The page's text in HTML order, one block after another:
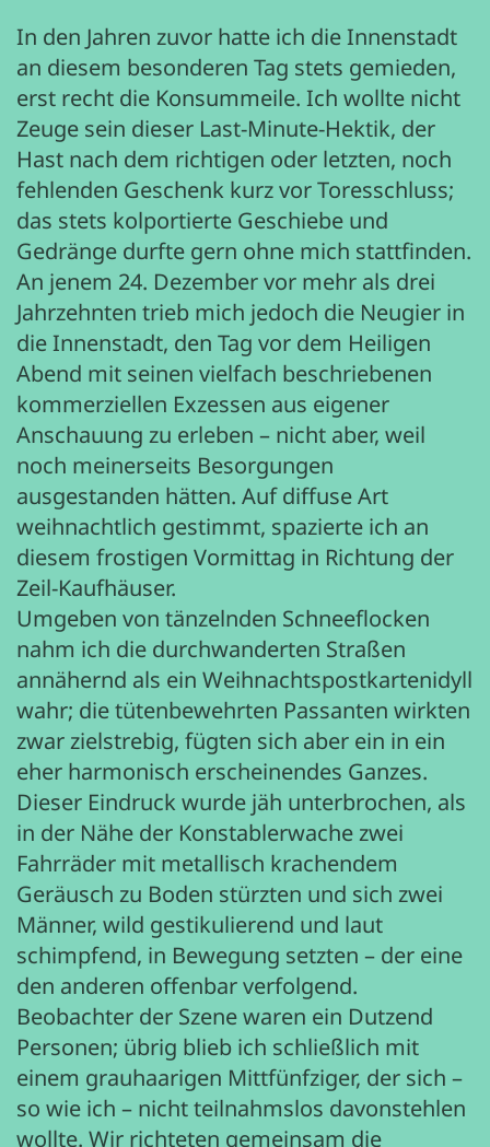
In den Jahren zuvor hatte ich die Innenstadt
an diesem besonderen Tag stets gemieden,
erst recht die Konsummeile. Ich wollte nicht
Zeuge sein dieser Last-Minute-Hektik, der
Hast nach dem richtigen oder letzten, noch
fehlenden Geschenk kurz vor Toresschluss;
das stets kolportierte Geschiebe und
Gedränge durfte gern ohne mich stattfinden.
An jenem 24. Dezember vor mehr als drei
Jahrzehnten trieb mich jedoch die Neugier in
die Innenstadt, den Tag vor dem Heiligen
Abend mit seinen vielfach beschriebenen
kommerziellen Exzessen aus eigener
Anschauung zu erleben – nicht aber, weil
noch meinerseits Besorgungen
ausgestanden hätten. Auf diffuse Art
weihnachtlich gestimmt, spazierte ich an
diesem frostigen Vormittag in Richtung der
Zeil-Kaufhäuser.
Umgeben von tänzelnden Schneeflocken
nahm ich die durchwanderten Straßen
annähernd als ein Weihnachtspostkartenidyll
wahr; die tütenbewehrten Passanten wirkten
zwar zielstrebig, fügten sich aber ein in ein
eher harmonisch erscheinendes Ganzes.
Dieser Eindruck wurde jäh unterbrochen, als
in der Nähe der Konstablerwache zwei
Fahrräder mit metallisch krachendem
Geräusch zu Boden stürzten und sich zwei
Männer, wild gestikulierend und laut
schimpfend, in Bewegung setzten – der eine
den anderen offenbar verfolgend.
Beobachter der Szene waren ein Dutzend
Personen; übrig blieb ich schließlich mit
einem grauhaarigen Mittfünfziger, der sich –
so wie ich – nicht teilnahmslos davonstehlen
wollte. Wir richteten gemeinsam die